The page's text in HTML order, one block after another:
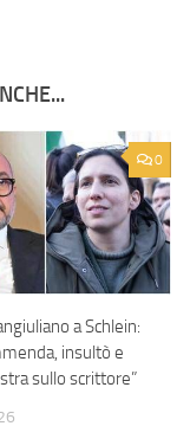
0
a Schlein:
insultò e
sullo scrittore”